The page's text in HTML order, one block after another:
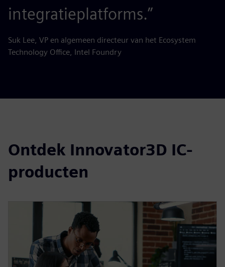
integratieplatforms.”
Suk Lee, VP en algemeen directeur van het Ecosystem
Technology Office, Intel Foundry
Ontdek Innovator3D IC-
producten